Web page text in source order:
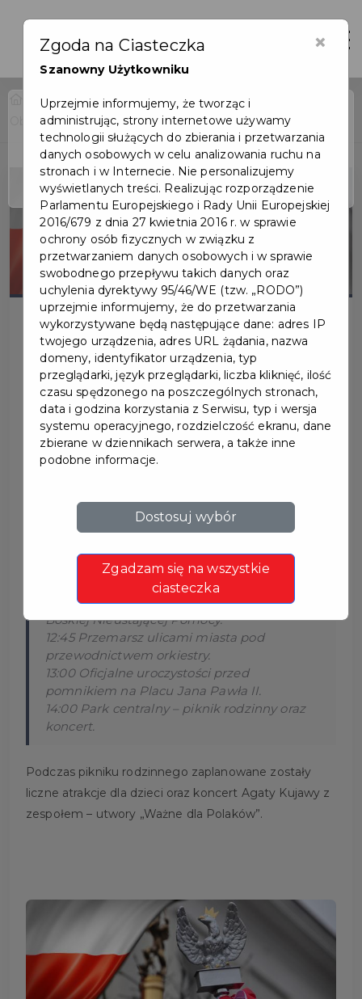
Home
Wydarzenia
Obchody rocznicy uchwalenia Konstytucji 3 Maja
Wydarzenie już się
zakończyło
OBCHODY ROCZNICY
UCHWALENIA
KONSTYTUCJI 3 MAJA
3 maja 2025 roku odbędą się uroczyste obchody z
okazji Święta Konstytucji.
OFICJALNE OBCHODY
12:00 Msza Święta w Kościele pw. Matki
Boskiej Nieustającej Pomocy.
12:45 Przemarsz ulicami miasta pod
przewodnictwem orkiestry.
13:00 Oficjalne uroczystości przed
pomnikiem na Placu Jana Pawła II.
14:00 Park centralny – piknik rodzinny oraz
koncert.
Podczas pikniku rodzinnego zaplanowane zostały
liczne atrakcje dla dzieci oraz koncert Agaty Kujawy z
zespołem – utwory „Ważne dla Polaków”.
×
Zgoda na Ciasteczka
Szanowny Użytkowniku
Uprzejmie informujemy, że tworząc i
administrując, strony internetowe używamy
technologii służących do zbierania i przetwarzania
danych osobowych w celu analizowania ruchu na
stronach i w Internecie. Nie personalizujemy
wyświetlanych treści. Realizując rozporządzenie
Parlamentu Europejskiego i Rady Unii Europejskiej
2016/679 z dnia 27 kwietnia 2016 r. w sprawie
ochrony osób fizycznych w związku z
przetwarzaniem danych osobowych i w sprawie
swobodnego przepływu takich danych oraz
uchylenia dyrektywy 95/46/WE (tzw. „RODO”)
uprzejmie informujemy, że do przetwarzania
wykorzystywane będą następujące dane: adres IP
twojego urządzenia, adres URL żądania, nazwa
domeny, identyfikator urządzenia, typ
przeglądarki, język przeglądarki, liczba kliknięć, ilość
czasu spędzonego na poszczególnych stronach,
data i godzina korzystania z Serwisu, typ i wersja
systemu operacyjnego, rozdzielczość ekranu, dane
zbierane w dziennikach serwera, a także inne
podobne informacje.
Dostosuj wybór
Zgadzam się na wszystkie
ciasteczka